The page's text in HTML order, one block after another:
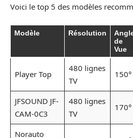
Voici le top 5 des modèles
Modèle Résolution
de
Vue
Player Top
480 lignes
TV
150°
JFSOUND JF-
CAM-0C3
480 lignes
TV
170°
Norauto